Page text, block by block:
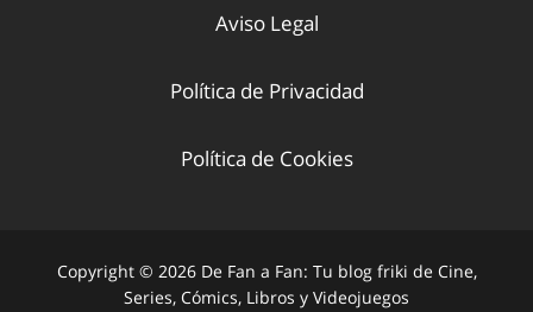
Aviso Legal
Política de Privacidad
Política de Cookies
Copyright © 2026 De Fan a Fan: Tu blog friki de Cine,
Series, Cómics, Libros y Videojuegos